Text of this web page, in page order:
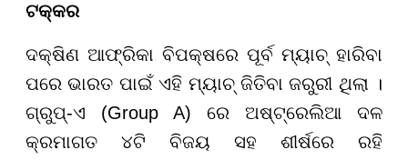
ଟକ୍କର
ଦକ୍ଷିଣ ଆଫ୍ରିକା ବିପକ୍ଷରେ ପୂର୍ବ ମ୍ୟାଚ୍ ହାରିବା
ପରେ ଭାରତ ପାଇଁ ଏହି ମ୍ୟାଚ୍ ଜିତିବା ଜରୁରୀ ଥିଲା ।
ଗ୍ରୁପ୍-ଏ (Group A) ରେ ଅଷ୍ଟ୍ରେଲିଆ ଦଳ
କ୍ରମାଗତ ୪ଟି ବିଜୟ ସହ ଶୀର୍ଷରେ ରହି